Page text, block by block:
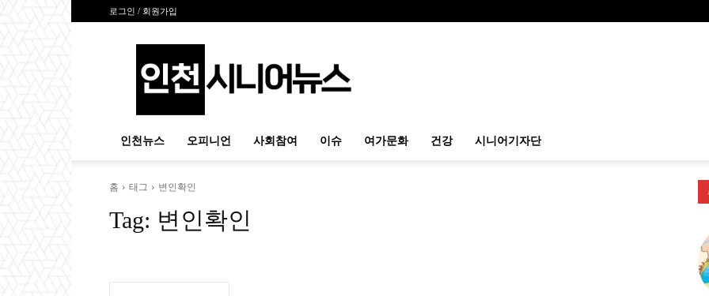
로그인 / 회원가입
시
인천뉴스 오피니언 사회참여 이슈 여가문화 건강 시니어기자단
홈 태그 변인확인
Tag: 변인확인